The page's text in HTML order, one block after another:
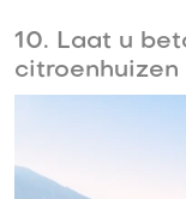
10. Laat u